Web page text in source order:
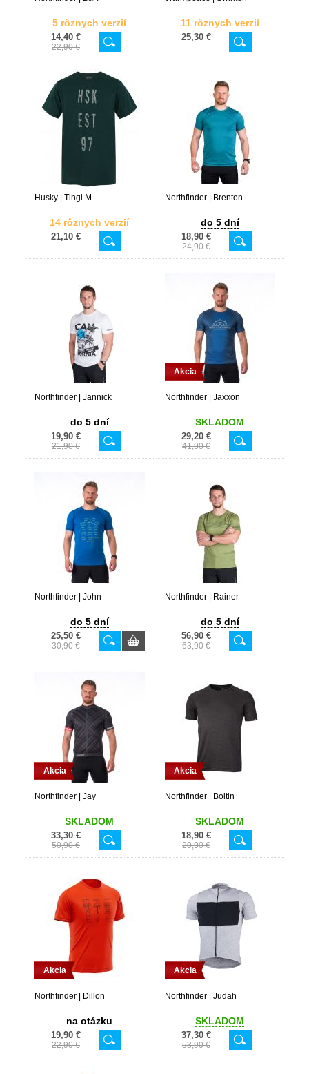
5 rôznych verzií
14,40 €
22,90 €
11 rôznych verzií
25,30 €
Husky | Tingl M
14 rôznych verzií
21,10 €
Northfinder | Brenton
do 5 dní
18,90 €
24,90 €
Northfinder | Jannick
do 5 dní
19,90 €
21,90 €
Akcia
Northfinder | Jaxxon
SKLADOM
29,20 €
41,90 €
Northfinder | John
do 5 dní
25,50 €
30,90 €
Northfinder | Rainer
do 5 dní
56,90 €
63,90 €
Akcia
Northfinder | Jay
SKLADOM
33,30 €
50,90 €
Akcia
Northfinder | Boltin
SKLADOM
18,90 €
20,90 €
Akcia
Northfinder | Dillon
na otázku
19,90 €
22,90 €
Akcia
Northfinder | Judah
SKLADOM
37,30 €
53,90 €